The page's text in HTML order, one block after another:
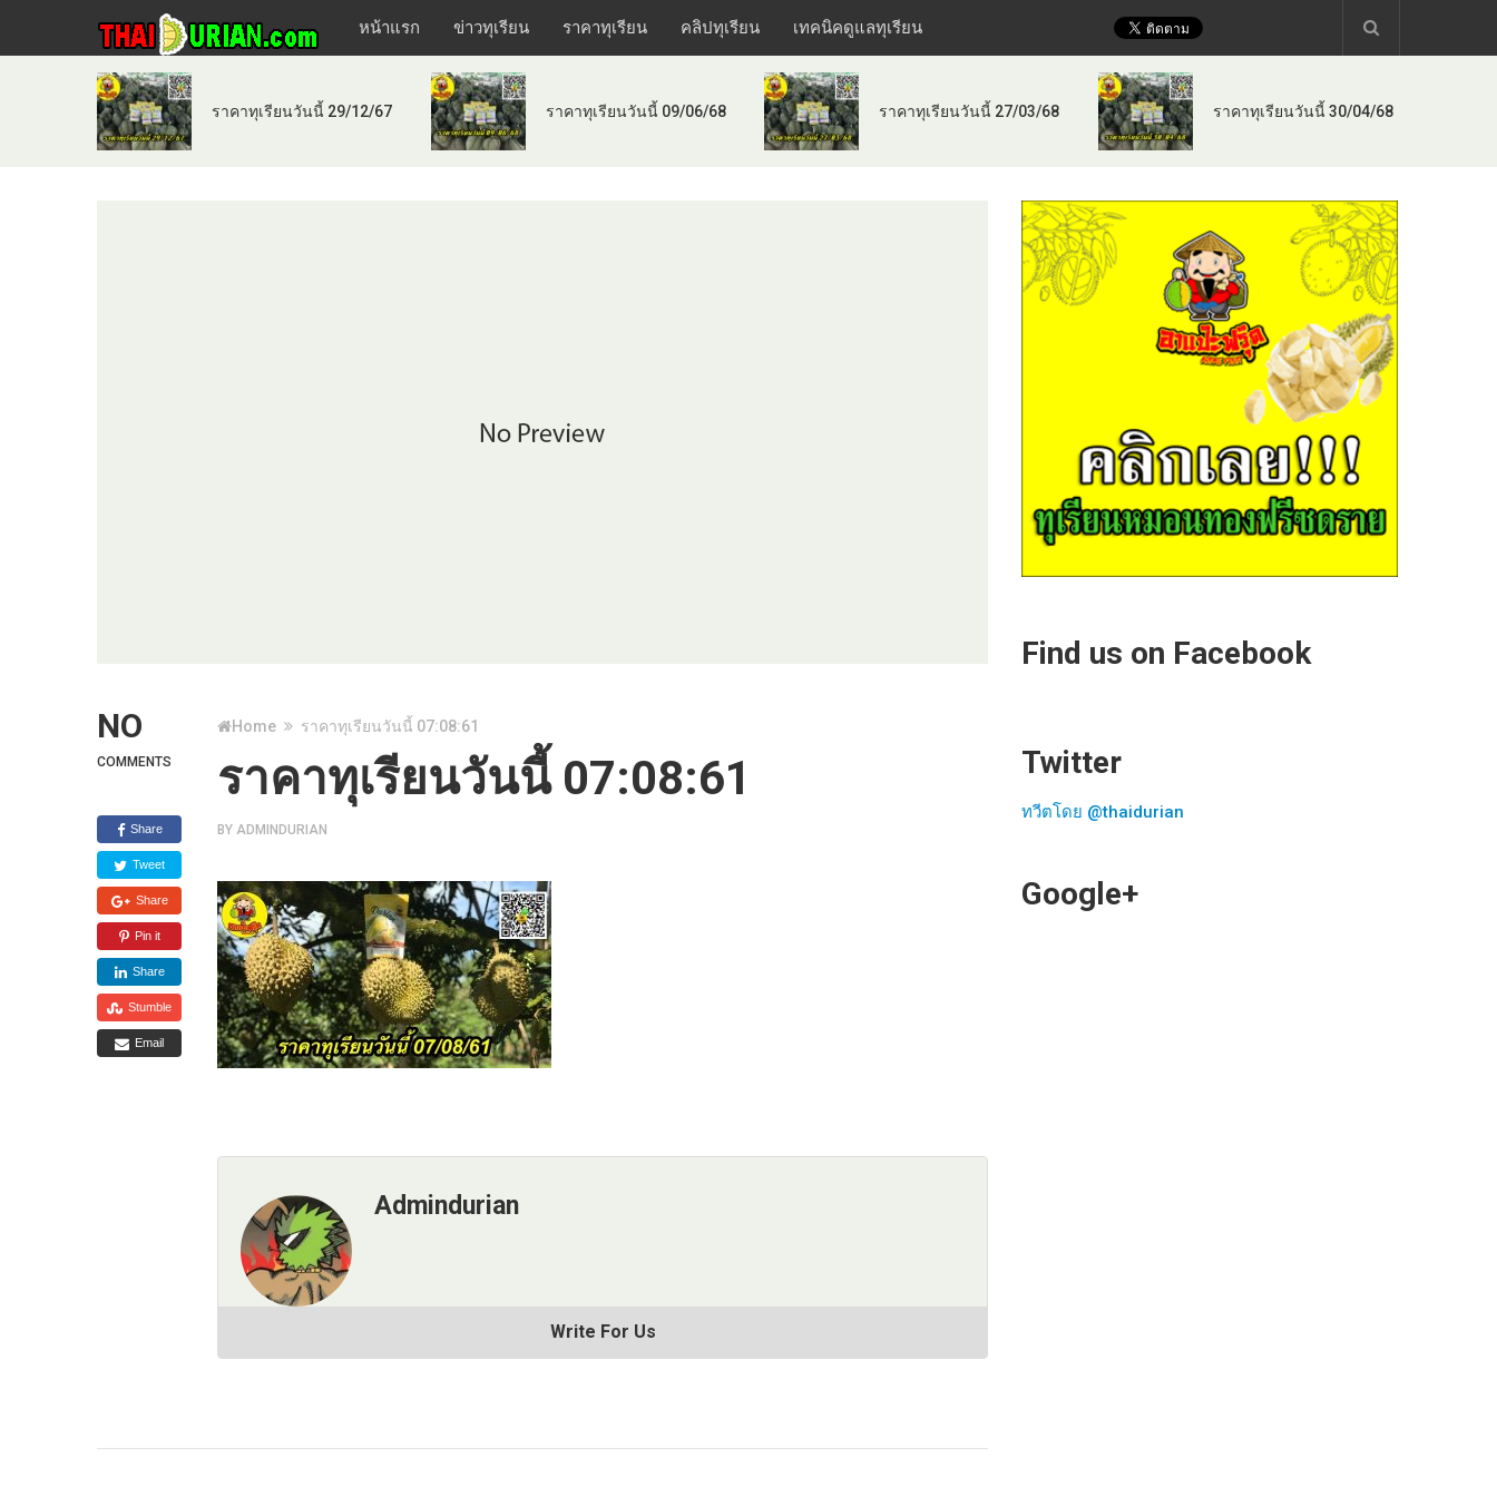
หน้าแรก ข่าวทุเรียน ราคาทุเรียน คลิปทุเรียน เทคนิคดูแลทุเรียน
ราคาทุเรียนวันนี้ 29/12/67 ราคาทุเรียนวันนี้ 09/06/68 ราคาทุเรียนวันนี้ 27/03/68 ราคาทุเรียนวันนี้ 30/04/68
NO
COMMENTS
Share
Tweet
Share
Pin it
Share
Stumble
Email
Home ราคาทุเรียนวันนี้ 07:08:61
ราคาทุเรียนวันนี้ 07:08:61
BY ADMINDURIAN
Admindurian
Write For Us
Find us on Facebook
Twitter
ทวีตโดย @thaidurian
Google+